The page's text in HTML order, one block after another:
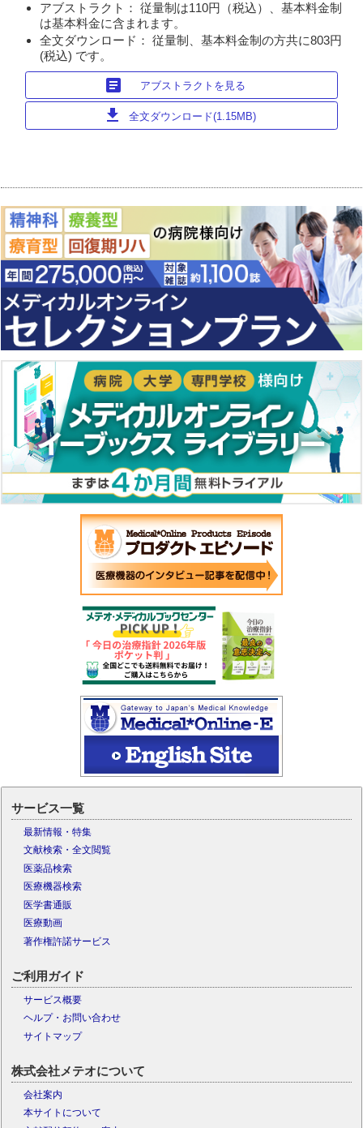
アブストラクト： 従量制は110円（税込）、基本料金制
は基本料金に含まれます。
全文ダウンロード： 従量制、基本料金制の方共に803円
(税込) です。
article アブストラクトを見る
download 全文ダウンロード(1.15MB)
サービス一覧
最新情報・特集
文献検索・全文閲覧
医薬品検索
医療機器検索
医学書通販
医療動画
著作権許諾サービス
ご利用ガイド
サービス概要
ヘルプ・お問い合わせ
サイトマップ
株式会社メテオについて
会社案内
本サイトについて